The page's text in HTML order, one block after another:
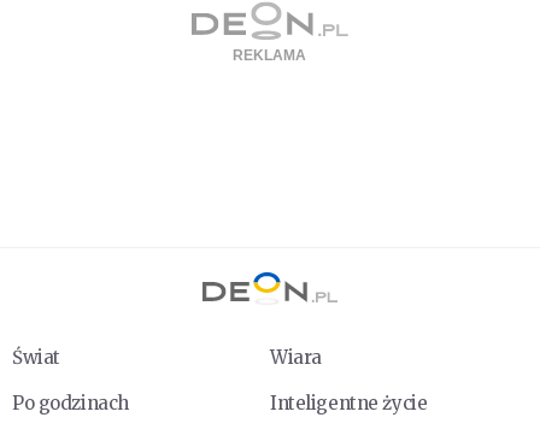
Świat
Wiara
Po godzinach
Inteligentne życie